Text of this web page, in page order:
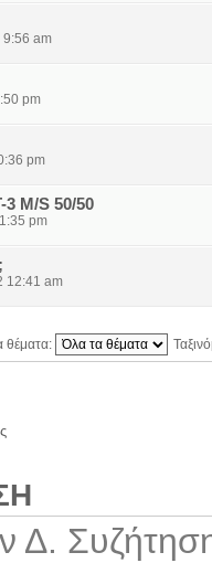
9:56 am
pm
pm
3 M/S 50/50
pm
12:41 am
θέματα:
Δ.